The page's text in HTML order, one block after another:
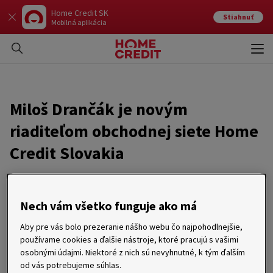
Home Credit SK
Mobilná aplikácia
Stiahnuť
Miloš Drančák je novým
riaditeľom obchodnej siete Home
Credit Slovakia
Piešťany 8. apríl 2010 – Novým riaditeľom obchodnej siete
spoločnosti Home Credit Slovakia sa od 1. apríla 2010 stal
Miloš Drančák. Na tejto pozícii nahradí Dávida Lišku, ktorý sa
rozhodol vyskúšať nové príležitosti. Hlavnou prioritou Miloša
Drančáka bude rozvoj obchodnej siete vo vzťahu
k splátkovému predaju.
Nech vám všetko funguje ako má
Aby pre vás bolo prezeranie nášho webu čo najpohodlnejšie,
používame cookies a ďalšie nástroje, ktoré pracujú s vašimi
osobnými údajmi. Niektoré z nich sú nevyhnutné, k tým ďalším
od vás potrebujeme súhlas.